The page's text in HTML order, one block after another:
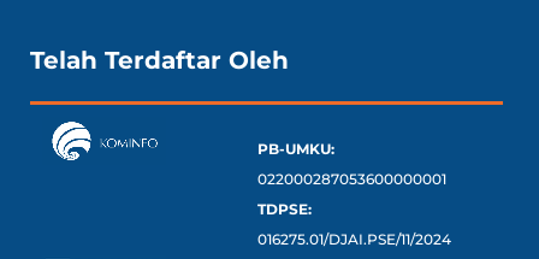
Telah Terdaftar Oleh
PB-UMKU:
022000287053600000001
TDPSE:
016275.01/DJAI.PSE/11/2024